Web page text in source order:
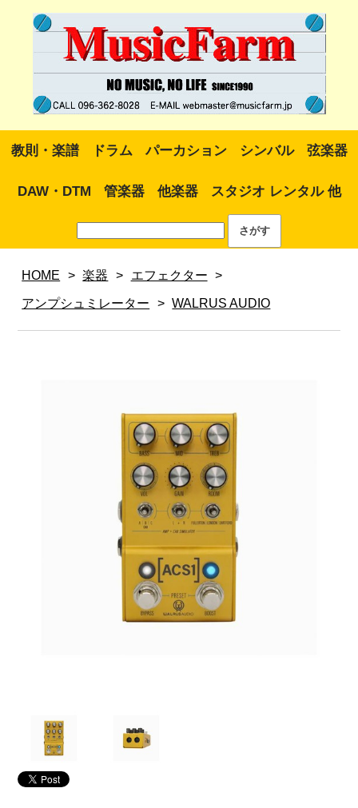
教則・楽譜 ドラム パーカション シンバル 弦楽器
DAW・DTM 管楽器 他楽器 スタジオ レンタル 他
HOME > 楽器 > エフェクター >
アンプシュミレーター > WALRUS AUDIO